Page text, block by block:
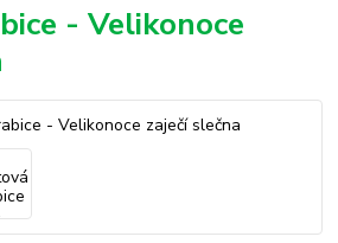
- Velikonoce